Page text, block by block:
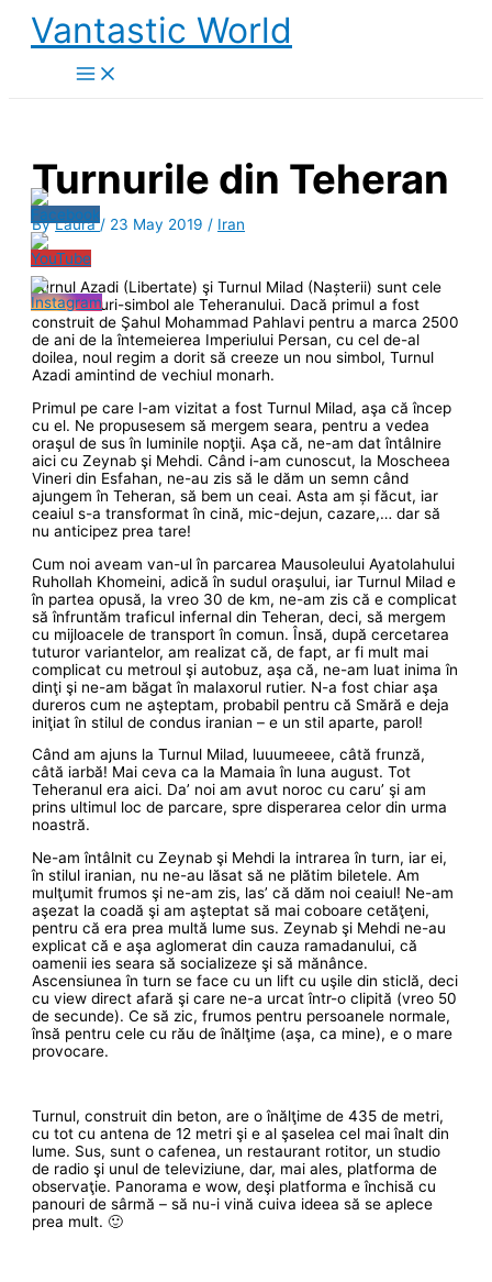
Skip
content
Vantastic World
Turnurile din Teheran
ByLaura/ 23 May 2019 / Iran
Turnul Azadi (Libertate) şi Turnul Milad (Nașterii) sunt cele
două turnuri-simbol ale Teheranului. Dacă primul a fost
construit de Şahul Mohammad Pahlavi pentru a marca 2500
de ani de la întemeierea Imperiului Persan, cu cel de-al
doilea, noul regim a dorit să creeze un nou simbol, Turnul
Azadi amintind de vechiul monarh.
Primul pe care l-am vizitat a fost Turnul Milad, aşa că încep
cu el. Ne propusesem să mergem seara, pentru a vedea
oraşul de sus în luminile nopţii. Aşa că, ne-am dat întâlnire
aici cu Zeynab şi Mehdi. Când i-am cunoscut, la Moscheea
Vineri din Esfahan, ne-au zis să le dăm un semn când
ajungem în Teheran, să bem un ceai. Asta am și făcut, iar
ceaiul s-a transformat în cină, mic-dejun, cazare,… dar să
nu anticipez prea tare!
Cum noi aveam van-ul în parcarea Mausoleului Ayatolahului
Ruhollah Khomeini, adică în sudul oraşului, iar Turnul Milad e
în partea opusă, la vreo 30 de km, ne-am zis că e complicat
să înfruntăm traficul infernal din Teheran, deci, să mergem
cu mijloacele de transport în comun. Însă, după cercetarea
tuturor variantelor, am realizat că, de fapt, ar fi mult mai
complicat cu metroul şi autobuz, aşa că, ne-am luat inima în
dinţi şi ne-am băgat în malaxorul rutier. N-a fost chiar aşa
dureros cum ne aşteptam, probabil pentru că Smără e deja
iniţiat în stilul de condus iranian – e un stil aparte, parol!
Când am ajuns la Turnul Milad, luuumeeee, câtă frunză,
câtă iarbă! Mai ceva ca la Mamaia în luna august. Tot
Teheranul era aici. Da’ noi am avut noroc cu caru’ şi am
prins ultimul loc de parcare, spre disperarea celor din urma
noastră.
Ne-am întâlnit cu Zeynab şi Mehdi la intrarea în turn, iar ei,
în stilul iranian, nu ne-au lăsat să ne plătim biletele. Am
mulţumit frumos şi ne-am zis, las’ că dăm noi ceaiul! Ne-am
aşezat la coadă şi am aşteptat să mai coboare cetăţeni,
pentru că era prea multă lume sus. Zeynab şi Mehdi ne-au
explicat că e aşa aglomerat din cauza ramadanului, că
oamenii ies seara să socializeze şi să mănânce.
Ascensiunea în turn se face cu un lift cu uşile din sticlă, deci
cu view direct afară şi care ne-a urcat într-o clipită (vreo 50
de secunde). Ce să zic, frumos pentru persoanele normale,
însă pentru cele cu rău de înălţime (aşa, ca mine), e o mare
provocare.
Turnul, construit din beton, are o înălţime de 435 de metri,
cu tot cu antena de 12 metri şi e al şaselea cel mai înalt din
lume. Sus, sunt o cafenea, un restaurant rotitor, un studio
de radio şi unul de televiziune, dar, mai ales, platforma de
observaţie. Panorama e wow, deşi platforma e închisă cu
panouri de sârmă – să nu-i vină cuiva ideea să se aplece
prea mult. 🙂